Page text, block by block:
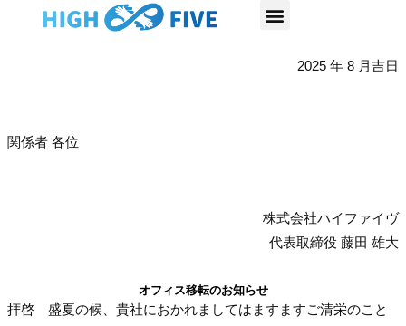
ッ
2025 年 8 月吉日
関係者 各位
株式会社ハイファイヴ
代表取締役 藤田 雄大
オフィス移転のお知らせ
拝啓 盛夏の候、貴社におかれましてはますますご清栄のこと